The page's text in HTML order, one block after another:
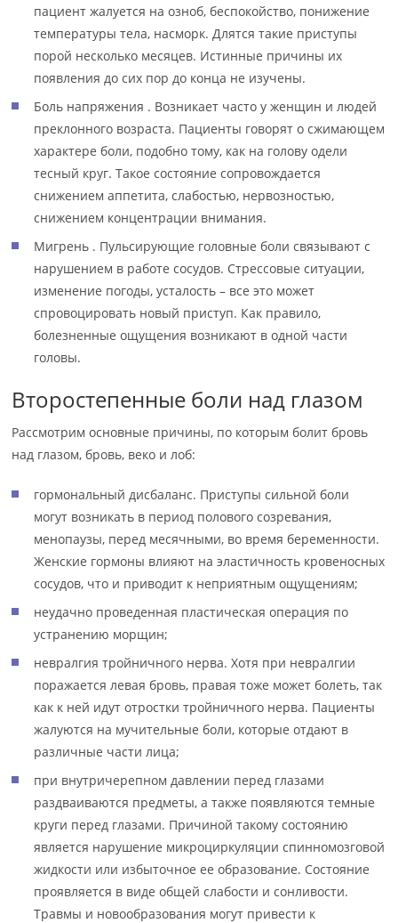
пациент жалуется на озноб, беспокойство, понижение
температуры тела, насморк. Длятся такие приступы
порой несколько месяцев. Истинные причины их
появления до сих пор до конца не изучены.
Боль напряжения . Возникает часто у женщин и людей
преклонного возраста. Пациенты говорят о сжимающем
характере боли, подобно тому, как на голову одели
тесный круг. Такое состояние сопровождается
снижением аппетита, слабостью, нервозностью,
снижением концентрации внимания.
Мигрень . Пульсирующие головные боли связывают с
нарушением в работе сосудов. Стрессовые ситуации,
изменение погоды, усталость – все это может
спровоцировать новый приступ. Как правило,
болезненные ощущения возникают в одной части
головы.
Второстепенные боли над глазом
Рассмотрим основные причины, по которым болит бровь
над глазом, бровь, веко и лоб:
гормональный дисбаланс. Приступы сильной боли
могут возникать в период полового созревания,
менопаузы, перед месячными, во время беременности.
Женские гормоны влияют на эластичность кровеносных
сосудов, что и приводит к неприятным ощущениям;
неудачно проведенная пластическая операция по
устранению морщин;
невралгия тройничного нерва. Хотя при невралгии
поражается левая бровь, правая тоже может болеть, так
как к ней идут отростки тройничного нерва. Пациенты
жалуются на мучительные боли, которые отдают в
различные части лица;
при внутричерепном давлении перед глазами
раздваиваются предметы, а также появляются темные
круги перед глазами. Причиной такому состоянию
является нарушение микроциркуляции спинномозговой
жидкости или избыточное ее образование. Состояние
проявляется в виде общей слабости и сонливости.
Травмы и новообразования могут привести к